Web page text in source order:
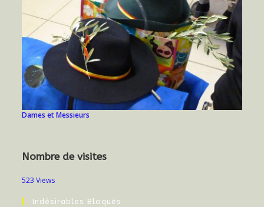
Dames et Messieurs
Nombre de visites
523 Views
Indésirables Bloqués